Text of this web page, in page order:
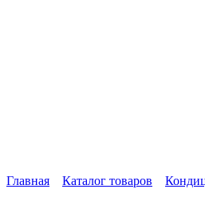
Главная Каталог товаров